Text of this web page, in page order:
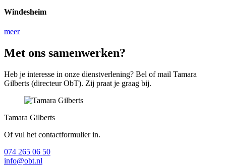
Windesheim
meer
Met ons samenwerken?
Heb je interesse in onze dienstverlening? Bel of mail Tamara
Gilberts (directeur ObT). Zij praat je graag bij.
Tamara Gilberts
Of vul het contactformulier in.
074 265 06 50
info@obt.nl